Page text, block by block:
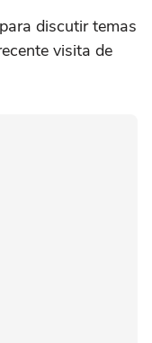
discutir temas
visita de